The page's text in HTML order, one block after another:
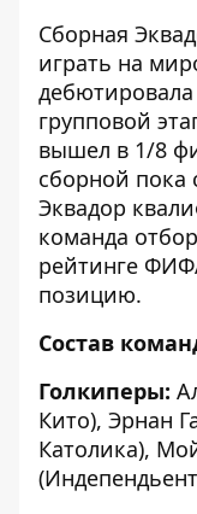
Сборная
играть на
дебютировала
групповой
вышел в 1/8
сборной
Эквадор
команда
рейтинге
позицию.
Состав
Голкиперы:
Кито), Эрнан
Католика),